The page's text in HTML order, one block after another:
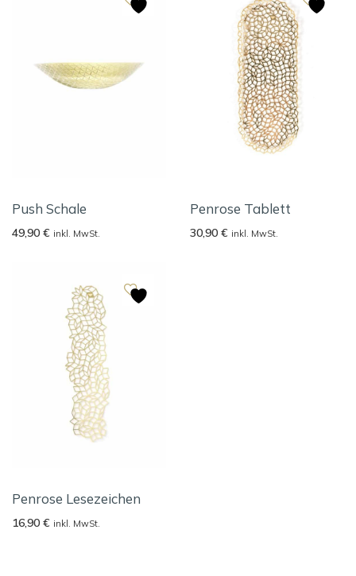
Push Schale
49,90 € inkl. MwSt.
Penrose Tablett
30,90 € inkl. MwSt.
Penrose Lesezeichen
16,90 € inkl. MwSt.